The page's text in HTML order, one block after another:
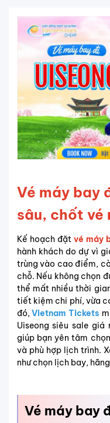
Vé máy bay
sâu, chốt vé
Kế hoạch đặt vé máy
hành khách do dự vì
trùng vào cao điểm,
chỗ. Nếu không chọn
thể mất nhiều thời
tiết kiệm chi phí, vừa
đó,Vietnam Tickets
Uiseong siêu sale giá
giúp bạn yên tâm
và phù hợp lịch trình.
như chọn lịch bay,
Vé máy bay